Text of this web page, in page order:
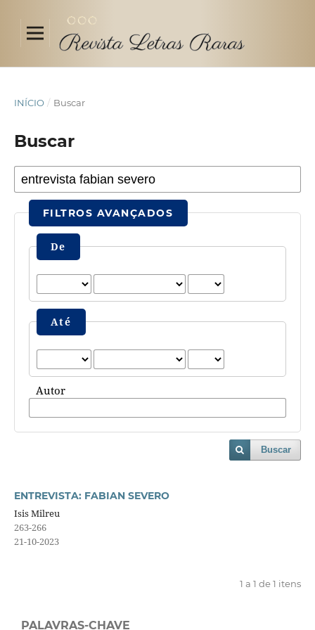
INÍCIO / Buscar
Buscar
FILTROS AVANÇADOS
De
Até
Autor
Buscar
ENTREVISTA: FABIAN SEVERO
Isis Milreu
263-266
21-10-2023
1 a 1 de 1 itens
PALAVRAS-CHAVE